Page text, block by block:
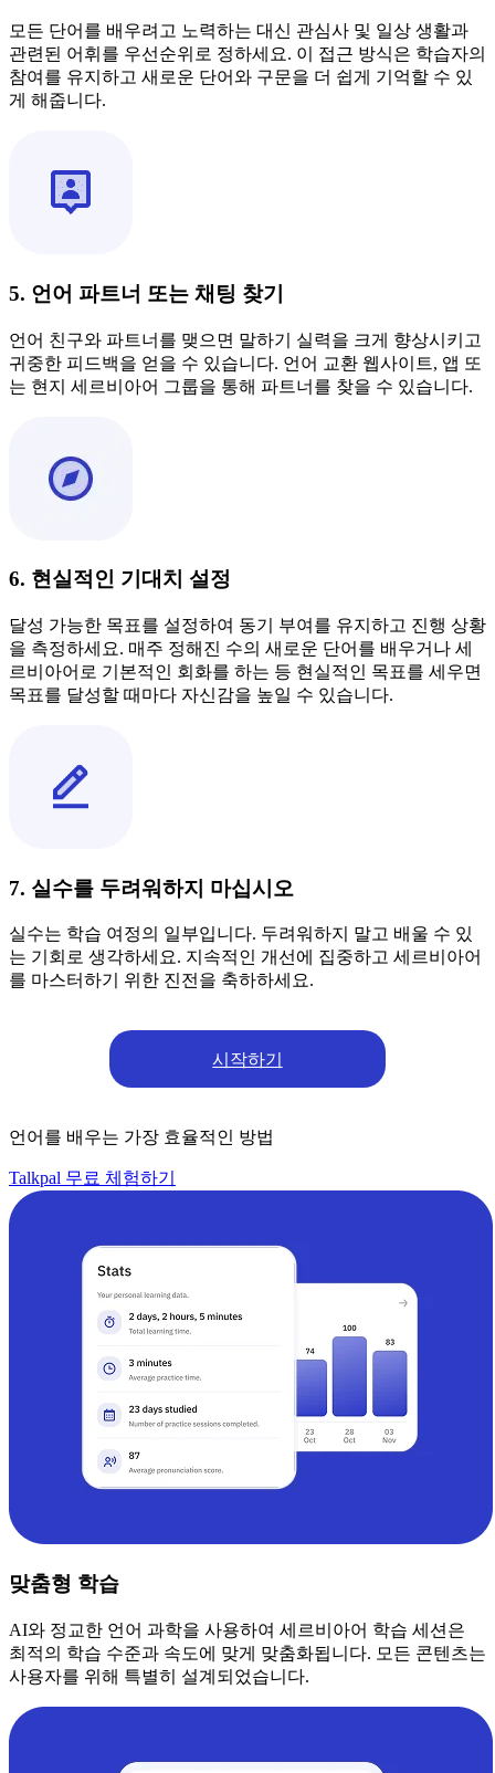
모든 단어를 배우려고 노력하는 대신 관심사 및 일상 생활과
관련된 어휘를 우선순위로 정하세요. 이 접근 방식은 학습자의
참여를 유지하고 새로운 단어와 구문을 더 쉽게 기억할 수 있
게 해줍니다.
5. 언어 파트너 또는 채팅 찾기
언어 친구와 파트너를 맺으면 말하기 실력을 크게 향상시키고
귀중한 피드백을 얻을 수 있습니다. 언어 교환 웹사이트, 앱 또
는 현지 세르비아어 그룹을 통해 파트너를 찾을 수 있습니다.
6. 현실적인 기대치 설정
달성 가능한 목표를 설정하여 동기 부여를 유지하고 진행 상황
을 측정하세요. 매주 정해진 수의 새로운 단어를 배우거나 세
르비아어로 기본적인 회화를 하는 등 현실적인 목표를 세우면
목표를 달성할 때마다 자신감을 높일 수 있습니다.
7. 실수를 두려워하지 마십시오
실수는 학습 여정의 일부입니다. 두려워하지 말고 배울 수 있
는 기회로 생각하세요. 지속적인 개선에 집중하고 세르비아어
를 마스터하기 위한 진전을 축하하세요.
시작하기
언어를 배우는 가장 효율적인 방법
Talkpal 무료 체험하기
맞춤형 학습
AI와 정교한 언어 과학을 사용하여 세르비아어 학습 세션은
최적의 학습 수준과 속도에 맞게 맞춤화됩니다. 모든 콘텐츠는
사용자를 위해 특별히 설계되었습니다.